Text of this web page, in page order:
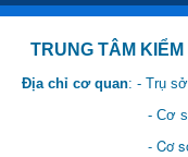
TÂM KIỂM SOÁT
Địa chỉ cơ quan: - Trụ
Khu Hành
3: Số 1 Ngõ 2